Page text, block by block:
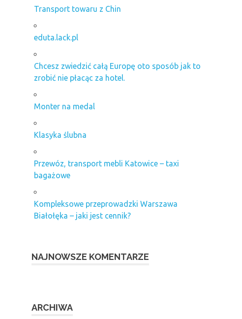
Transport towaru z Chin
eduta.lack.pl
Chcesz zwiedzić całą Europę oto sposób jak to
zrobić nie płacąc za hotel.
Monter na medal
Klasyka ślubna
Przewóz, transport mebli Katowice – taxi
bagażowe
Kompleksowe przeprowadzki Warszawa
Białołęka – jaki jest cennik?
NAJNOWSZE KOMENTARZE
ARCHIWA